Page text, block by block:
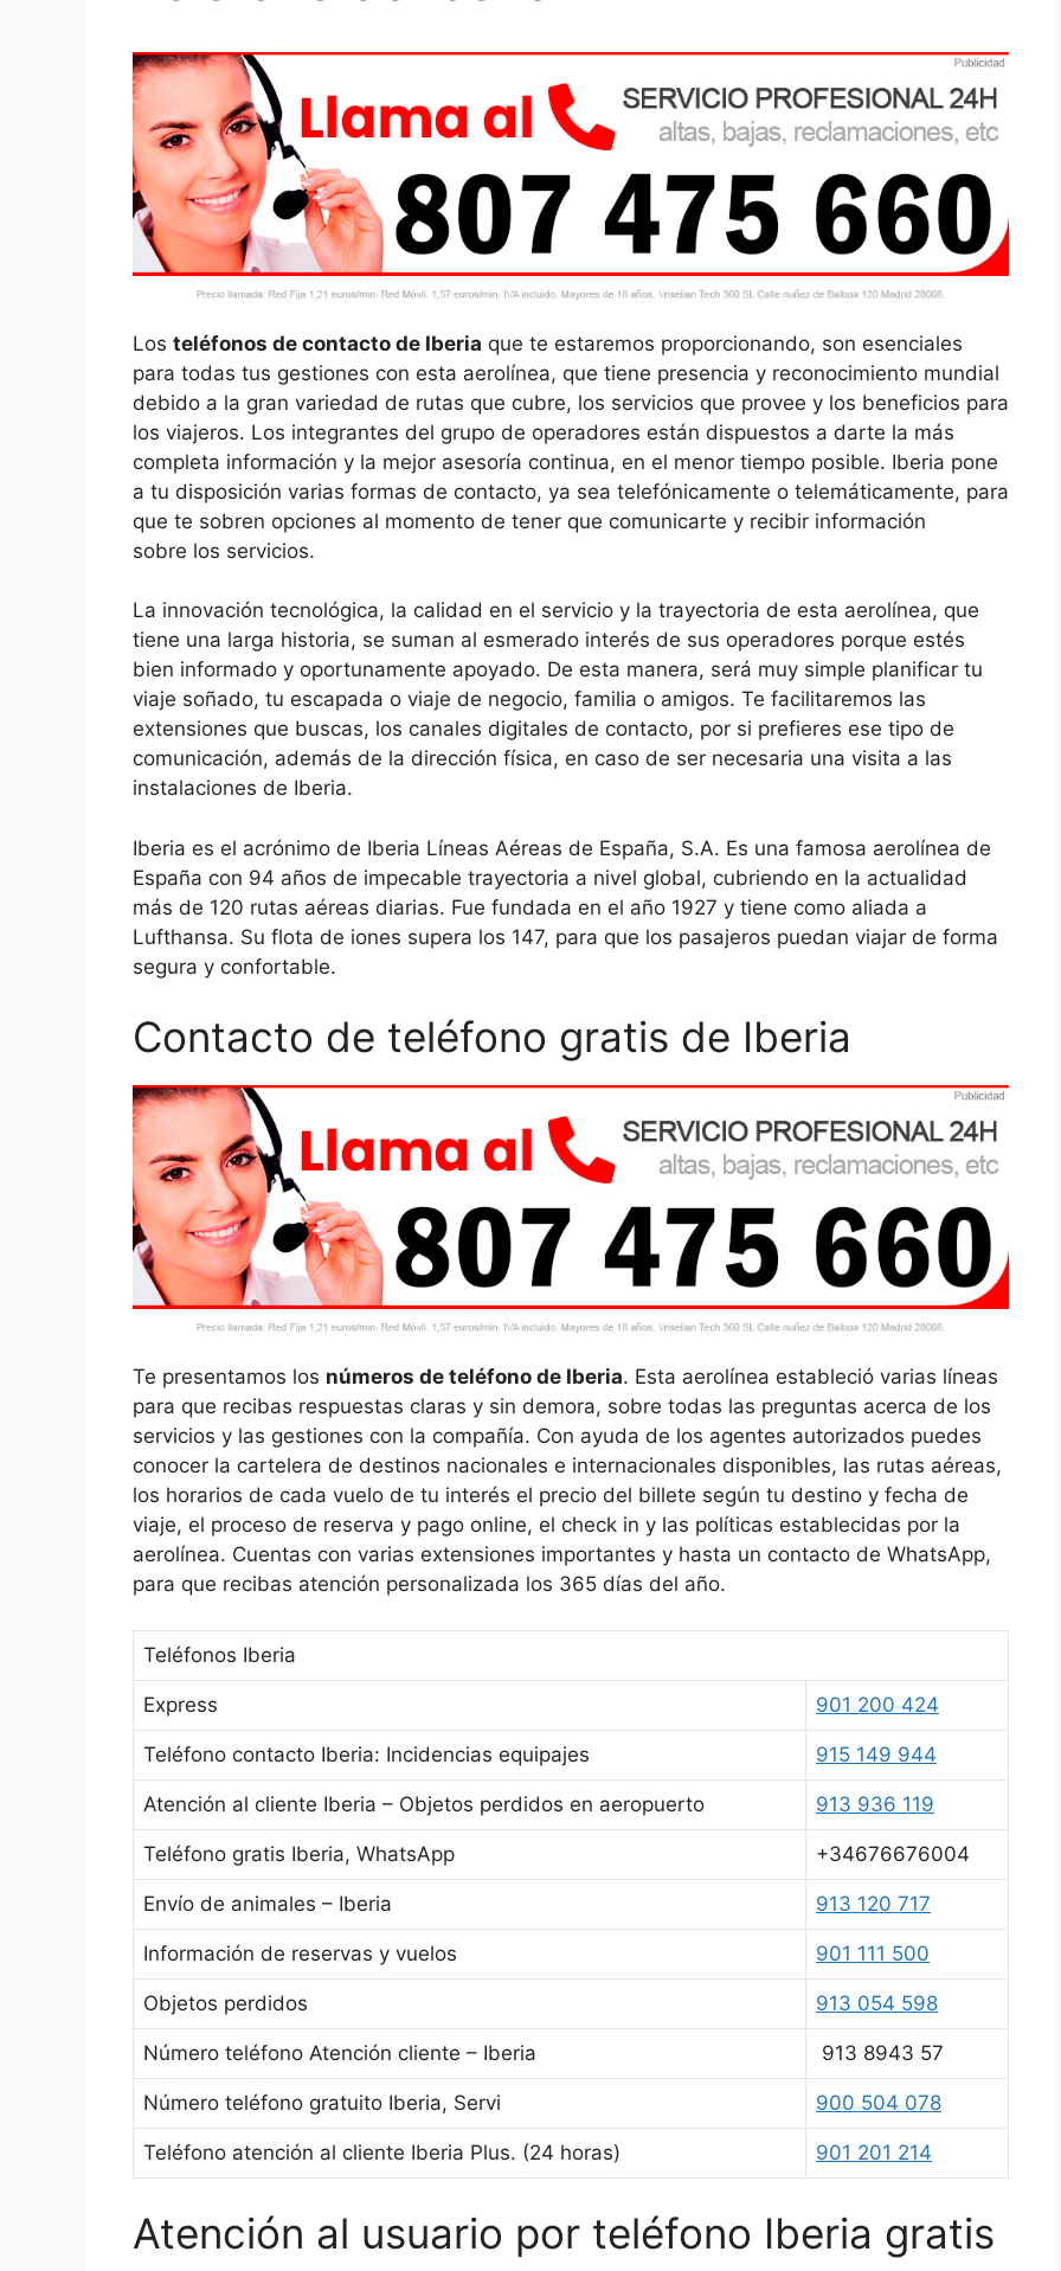
Los teléfonos de contacto de Iberia que te estaremos proporcionando, son esenciales
para todas tus gestiones con esta aerolínea, que tiene presencia y reconocimiento mundial
debido a la gran variedad de rutas que cubre, los servicios que provee y los beneficios para
los viajeros. Los integrantes del grupo de operadores están dispuestos a darte la más
completa información y la mejor asesoría continua, en el menor tiempo posible. Iberia pone
a tu disposición varias formas de contacto, ya sea telefónicamente o telemáticamente, para
que te sobren opciones al momento de tener que comunicarte y recibir información
sobre los servicios.
La innovación tecnológica, la calidad en el servicio y la trayectoria de esta aerolínea, que
tiene una larga historia, se suman al esmerado interés de sus operadores porque estés
bien informado y oportunamente apoyado. De esta manera, será muy simple planificar tu
viaje soñado, tu escapada o viaje de negocio, familia o amigos. Te facilitaremos las
extensiones que buscas, los canales digitales de contacto, por si prefieres ese tipo de
comunicación, además de la dirección física, en caso de ser necesaria una visita a las
instalaciones de Iberia.
Iberia es el acrónimo de Iberia Líneas Aéreas de España, S.A. Es una famosa aerolínea de
España con 94 años de impecable trayectoria a nivel global, cubriendo en la actualidad
más de 120 rutas aéreas diarias. Fue fundada en el año 1927 y tiene como aliada a
Lufthansa. Su flota de iones supera los 147, para que los pasajeros puedan viajar de forma
segura y confortable.
Contacto de teléfono gratis de Iberia
Te presentamos los números de teléfono de Iberia. Esta aerolínea estableció varias líneas
para que recibas respuestas claras y sin demora, sobre todas las preguntas acerca de los
servicios y las gestiones con la compañía. Con ayuda de los agentes autorizados puedes
conocer la cartelera de destinos nacionales e internacionales disponibles, las rutas aéreas,
los horarios de cada vuelo de tu interés el precio del billete según tu destino y fecha de
viaje, el proceso de reserva y pago online, el check in y las políticas establecidas por la
aerolínea. Cuentas con varias extensiones importantes y hasta un contacto de WhatsApp,
para que recibas atención personalizada los 365 días del año.
Teléfonos Iberia
Express 901 200 424
Teléfono contacto Iberia: Incidencias equipajes 915 149 944
Atención al cliente Iberia – Objetos perdidos en aeropuerto 913 936 119
Teléfono gratis Iberia, WhatsApp +34676676004
Envío de animales – Iberia 913 120 717
Información de reservas y vuelos 901 111 500
Objetos perdidos 913 054 598
Número teléfono Atención cliente – Iberia 913 8943 57
Número teléfono gratuito Iberia, Servi 900 504 078
Teléfono atención al cliente Iberia Plus. (24 horas) 901 201 214
Atención al usuario por teléfono Iberia gratis